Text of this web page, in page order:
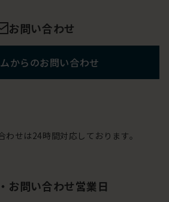
お問い合わせ
からのお問い合わせ
せは24時間対応しております。
お問い合わせ営業日